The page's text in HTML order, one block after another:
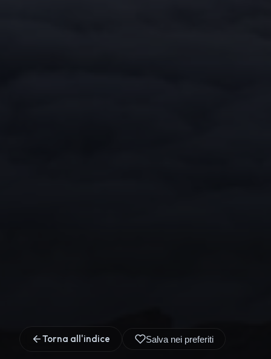
Torna all'indice Salva nei preferiti